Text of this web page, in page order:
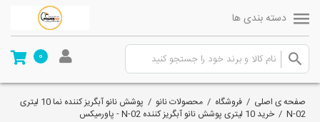
دسته بندی ها
0
صفحه ی اصلی / فروشگاه / محصولات نانو /
پوشش نانو آبگریز کننده نما 10 لیتری
02-N
/ خرید 10 لیتری پوشش نانو آبگریز کننده N-02 - پاورمیکس